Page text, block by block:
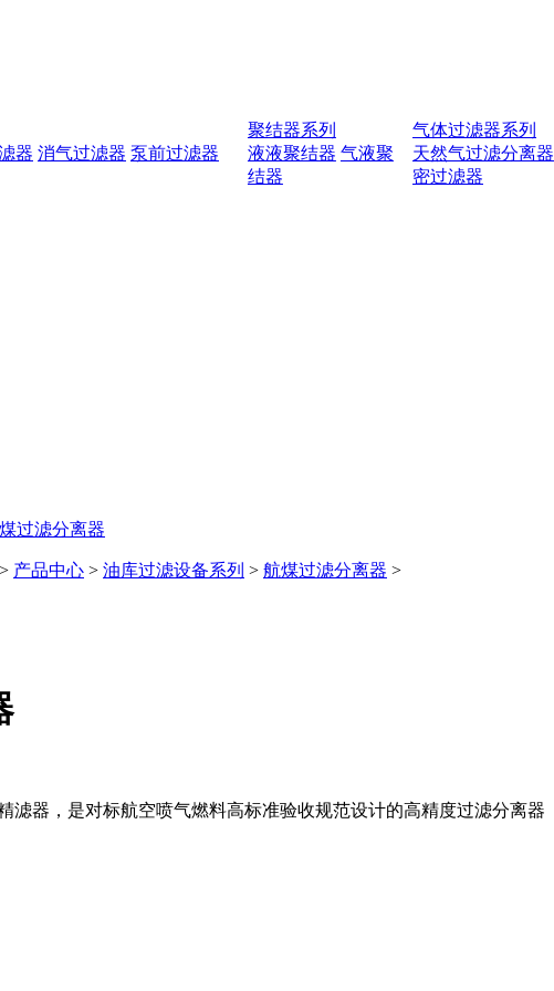
器 消气过滤器 泵前过滤器
聚结器系列
液液聚结器 气液聚
结器
气体过滤器系列
天然气过滤分离器
密过滤器
过滤分离器
> 产品中心 > 油库过滤设备系列 > 航煤过滤分离器 >
滤器，是对标航空喷气燃料高标准验收规范设计的高精度过滤分离器